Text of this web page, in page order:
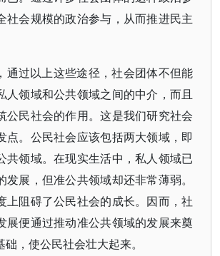
社会规模的政治参与，从而推进民主
通过以上这些途径，社会团体不但能
人领域和公共领域之间的中介，而且
公民社会的作用。这是我们研究社会
点。公民社会应该包括两大领域，即
共领域。在现实生活中，私人领域已
发展，但准公共领域却还非常薄弱。
上阻碍了公民社会的成长。因而，社
展便通过推动准公共领域的发展来奠
，使公民社会壮大起来。